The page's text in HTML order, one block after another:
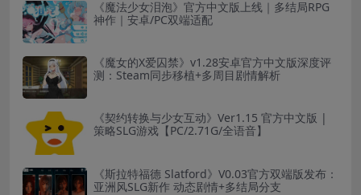
《魔法少女泪泡》官方中文版上线｜多结局RPG
神作｜安卓/PC双端适配
《魔女的X爱囚禁》v1.28安卓官方中文版深度评
测：Steam同步移植+多周目剧情解析
《契约转换与少女互动》Ver1.15 官方中文版 |
策略SLG游戏【PC/2.71G/全语音】
《斯拉特福德 Slatford》V0.03官方双端版发布：
亚洲风SLG新作 动态剧情+多结局分支